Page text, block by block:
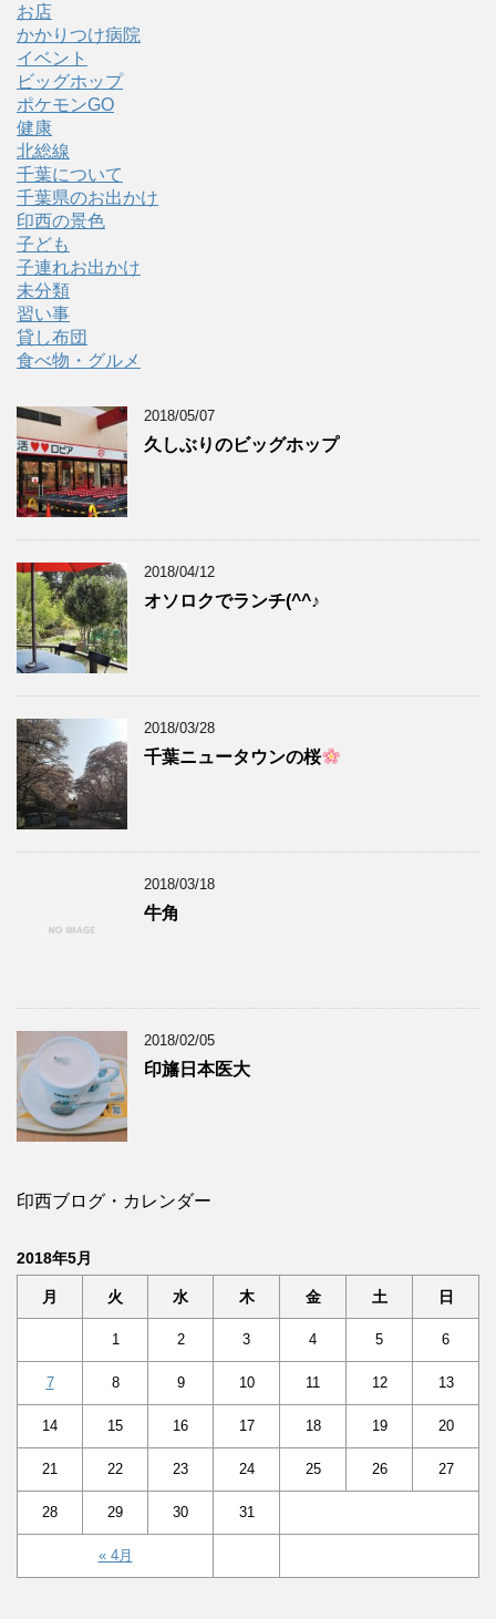
お店
かかりつけ病院
イベント
ビッグホップ
ポケモンGO
健康
北総線
千葉について
千葉県のお出かけ
印西の景色
子ども
子連れお出かけ
未分類
習い事
貸し布団
食べ物・グルメ
2018/05/07
久しぶりのビッグホップ
2018/04/12
オソロクでランチ(^^♪
2018/03/28
千葉ニュータウンの桜
2018/03/18
牛角
2018/02/05
印旛日本医大
印西ブログ・カレンダー
2018年5月
月 火 水 木 金 土 日
« 4月
1 2 3 4 5 6
7 8 9 10 11 12 13
14 15 16 17 18 19 20
21 22 23 24 25 26 27
28 29 30 31